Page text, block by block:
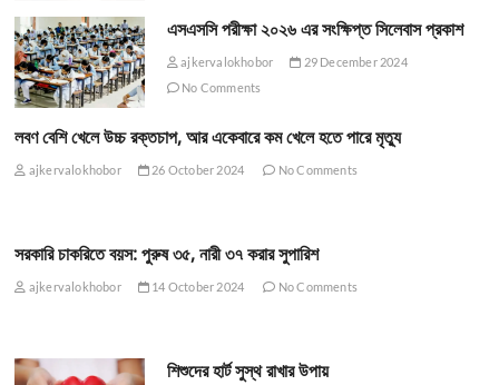
এসএসসি পরীক্ষা ২০২৬ এর সংক্ষিপ্ত সিলেবাস প্রকাশ
ajkervalokhobor
29 December 2024
No Comments
লবণ বেশি খেলে উচ্চ রক্তচাপ, আর একেবারে কম খেলে হতে পারে মৃত্যু
ajkervalokhobor 26 October 2024 No Comments
সরকারি চাকরিতে বয়স: পুরুষ ৩৫, নারী ৩৭ করার সুপারিশ
ajkervalokhobor 14 October 2024 No Comments
শিশুদের হার্ট সুস্থ রাখার উপায়